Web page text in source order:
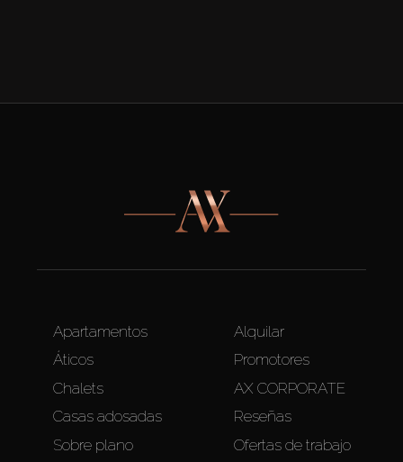
Apartamentos
Áticos
Chalets
Casas adosadas
Sobre plano
Alquilar
Promotores
AX CORPORATE
Reseñas
Ofertas de trabajo